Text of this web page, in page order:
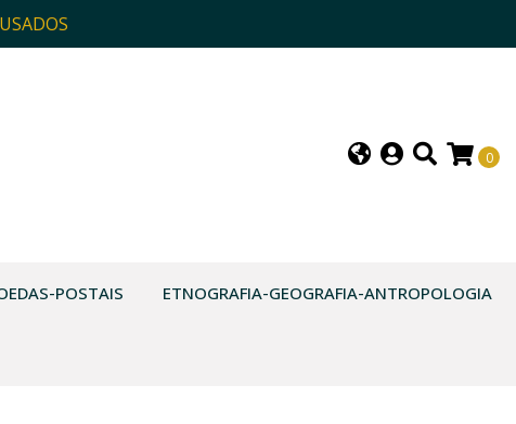
0
POSTAIS ETNOGRAFIA-GEOGRAFIA-ANTROPOLOGIA